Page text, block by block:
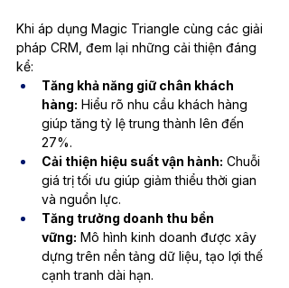
Khi áp dụng Magic Triangle cùng các giải
pháp CRM, đem lại những cải thiện đáng
kể:
Tăng khả năng giữ chân khách
hàng: Hiểu rõ nhu cầu khách hàng
giúp tăng tỷ lệ trung thành lên đến
27%.
Cải thiện hiệu suất vận hành: Chuỗi
giá trị tối ưu giúp giảm thiểu thời gian
và nguồn lực.
Tăng trưởng doanh thu bền
vững: Mô hình kinh doanh được xây
dựng trên nền tảng dữ liệu, tạo lợi thế
cạnh tranh dài hạn.